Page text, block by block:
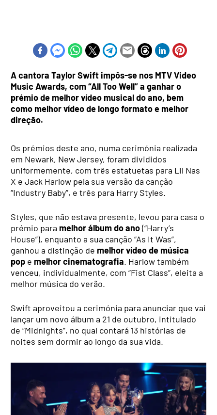
A cantora Taylor Swift impôs-se nos MTV Video
Music Awards, com “All Too Well” a ganhar o
prémio de melhor vídeo musical do ano, bem
como melhor vídeo de longo formato e melhor
direção.
Os prémios deste ano, numa cerimónia realizada
em Newark, New Jersey, foram divididos
uniformemente, com três estatuetas para Lil Nas
X e Jack Harlow pela sua versão da canção
“Industry Baby”, e três para Harry Styles.
Styles, que não estava presente, levou para casa o
prémio para melhor álbum do ano(“Harry’s
House”), enquanto a sua canção “As It Was”,
ganhou a distinção de melhor vídeo de música
pop e melhor cinematografia. Harlow também
venceu, individualmente, com “Fist Class”, eleita a
melhor música do verão.
Swift aproveitou a cerimónia para anunciar que vai
lançar um novo álbum a 21 de outubro, intitulado
de “Midnights”, no qual contará 13 histórias de
noites sem dormir ao longo da sua vida.